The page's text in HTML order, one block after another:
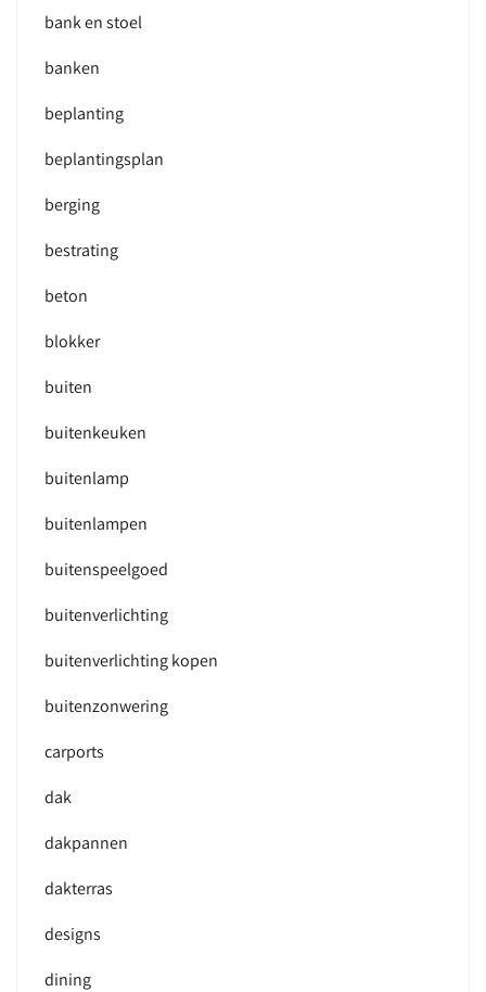
bank en stoel
banken
beplanting
beplantingsplan
berging
bestrating
beton
blokker
buiten
buitenkeuken
buitenlamp
buitenlampen
buitenspeelgoed
buitenverlichting
buitenverlichting kopen
buitenzonwering
carports
dak
dakpannen
dakterras
designs
dining